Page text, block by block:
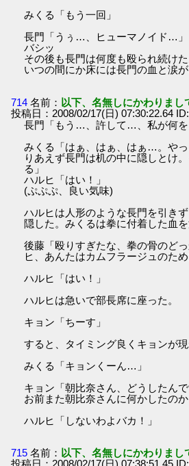
みくる「もう一回」
長門「うぅ…、ヒューマノイド…」
バシッ
その後も長門は何度も殴られ続けた
いつの間にか床には長門の血と涙が
714 名前： 以下、名無しにかわりまし
投稿日：2008/02/17(日) 07:30:22.64
長門「もう…、許して…、私が何を
みくる「はぁ、はぁ、はぁ…。や
りあえず長門は机の中に隠しとけ
る」
ハルヒ「はい！」
(ぷぷぷ、良い気味)
ハルヒは人形のような長門を引き
隠した。みくるは拳に付着した血を
後藤「殴りすぎたな、拳の骨のど
ヒ、あんたはカムフラージュのた
ハルヒ「はい！」
ハルヒは急いで部長席に座った。
キョン「ちーす」
すると、タイミング良くキョンが現
みくる「キョンくーん…」
キョン「朝比奈さん、どうしたん
お前また朝比奈さんに何かしたのか
ハルヒ「しないわよバカ！」
715 名前： 以下、名無しにかわりまし